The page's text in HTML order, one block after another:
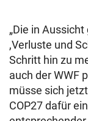
„Die in
,Verluste und
Schritt hin zu
auch der WWF
müsse sich
COP27 dafür